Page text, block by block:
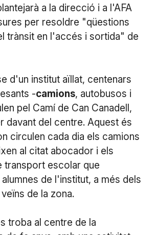
a la direcció i a l'AFA
per resoldre "qüestions
trànsit en l'accés i sortida" de
d'un institut aïllat, centenars
-camions, autobusos i
pel Camí de Can Canadell,
davant del centre. Aquest és
circulen cada dia els camions
al citat abocador i els
transport escolar que
de l'institut, a més dels
de la zona.
troba al centre de la